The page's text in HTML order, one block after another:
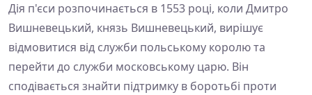
Дія п'єси розпочинається в 1553 році, коли Дмитро
Вишневецький, князь Вишневецький, вирішує
відмовитися від служби польському королю та
перейти до служби московському царю. Він
сподівається знайти підтримку в боротьбі проти